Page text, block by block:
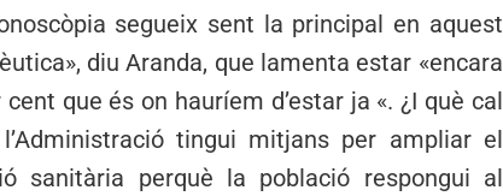
segueix sent la principal en aquest
diu Aranda, que lamenta estar «encara
que és on hauríem d’estar ja «. ¿I què cal
tingui mitjans per ampliar el
sanitària perquè la població respongui al